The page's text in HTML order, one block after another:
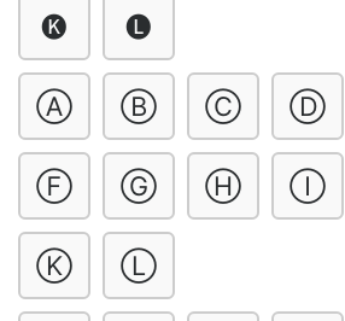
🅚 🅛
Ⓐ Ⓑ Ⓒ Ⓓ
Ⓕ Ⓖ Ⓗ Ⓘ
Ⓚ Ⓛ